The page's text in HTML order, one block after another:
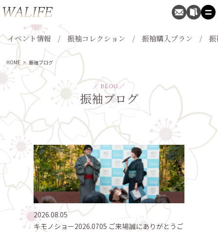
イベント情報 振袖コレクション 振袖購入プラン 振
HOME > 振袖ブログ
／ BLOG ／
振袖ブログ
2026.08.05
キモノショー2026.0705 ご来場誠にありがとうご